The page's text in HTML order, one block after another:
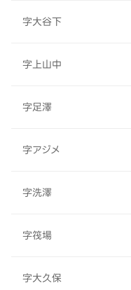
字大谷下
字上山中
字足澤
字アジメ
字洗澤
字筏場
字大久保